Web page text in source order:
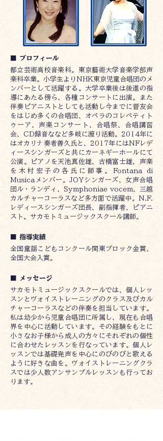
■ プロフィール
都立芸術高校音楽科。東京藝術大学音楽学部声
楽科卒業。小学生よりNHK東京児童合唱団のメ
ンバーとして活躍する。大学卒業後は後進の指
導にあたる傍ら、各種コンサートに出演。また
伴奏ピアニストとしても活動し今までに晋友会
をはじめ多くの合唱団、オペラのコレペティト
ゥーア、声楽コンサート、合唱祭、合唱講習
会、CD録音ななど多岐に渡り活動。2014年に
はオカリナ奏者善久氏と、2017年にはNFレデ
ィースシンガーズと共にカーネギーホールにて
公演。ピアノを天池真佐雄、古橋富士雄、声楽
を木村宏子の各氏に師事。Fontana di
Musicaメンバー。JOYシンガーズ、女声合唱
団ル・ランディ、Symphoniae vocem、三越
カルチャーコーラスなど多方面で活躍中。N.F.
レディースシンガーズ団長、副指揮者、ピアニ
スト。サカモトミュージックスクール講師。
■ 指導実績
全国童謡こどもコンクール関東ブロック金賞、
全国大会入賞。
■ メッセージ
サカモトミュージックスクールでは、個人レッ
スンとヴォイストレーニングのクラス及びカル
チャーコーラスなどの伴奏を担当しています。
私は幼少から児童合唱団に所属し、現在も合唱
界を中心に活動しています。その経験をもとに
小さなお子様から成人の方々にそれぞれの個性
に合わせたレッスンを行なっています。個人レ
ッスンでは基礎発声を中心にのびのびと歌える
ように好きな曲を。ヴォイストレーニングクラ
スでは少人数アンサンブルレッスンも行ってお
ります。